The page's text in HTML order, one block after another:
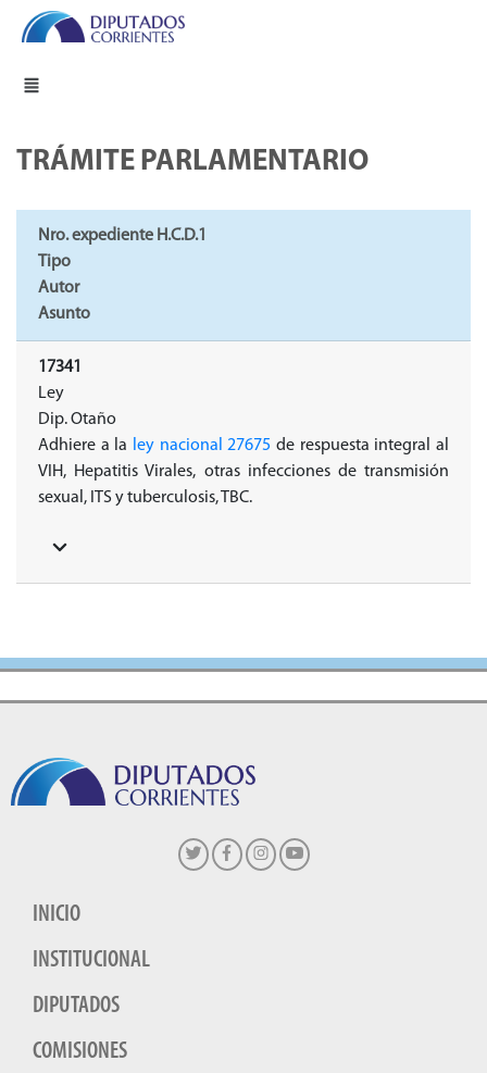
TRÁMITE PARLAMENTARIO
Nro. expediente H.C.D.1
Tipo
Autor
Asunto
17341
Ley
Dip. Otaño
Adhiere a la ley nacional 27675 de respuesta integral al
VIH, Hepatitis Virales, otras infecciones de transmisión
sexual, ITS y tuberculosis, TBC.
INICIO
INSTITUCIONAL
DIPUTADOS
COMISIONES